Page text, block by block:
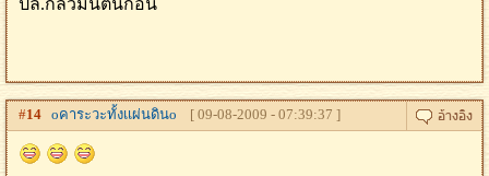
ปล.กลัวมันตื่นก่อน
#14 oคาระวะทั้งเเผ่นดินo [ 09-08-2009 - 07:39:37 ]